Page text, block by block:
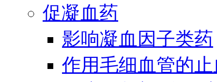
促凝血药
影响凝血因子类药
作用毛细血管的